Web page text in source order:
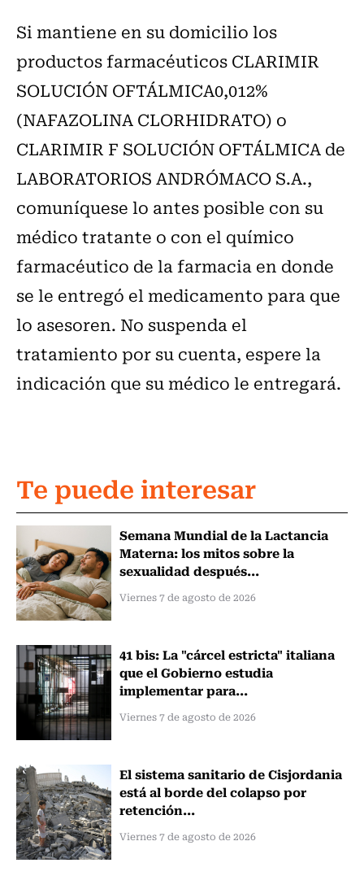
Si mantiene en su domicilio los
productos farmacéuticos CLARIMIR
SOLUCIÓN OFTÁLMICA0,012%
(NAFAZOLINA CLORHIDRATO) o
CLARIMIR F SOLUCIÓN OFTÁLMICA de
LABORATORIOS ANDRÓMACO S.A.,
comuníquese lo antes posible con su
médico tratante o con el químico
farmacéutico de la farmacia en donde
se le entregó el medicamento para que
lo asesoren. No suspenda el
tratamiento por su cuenta, espere la
indicación que su médico le entregará.
Te puede interesar
Semana Mundial de la Lactancia
Materna: los mitos sobre la
sexualidad después...
Viernes 7 de agosto de 2026
41 bis: La "cárcel estricta" italiana
que el Gobierno estudia
implementar para...
Viernes 7 de agosto de 2026
El sistema sanitario de Cisjordania
está al borde del colapso por
retención...
Viernes 7 de agosto de 2026